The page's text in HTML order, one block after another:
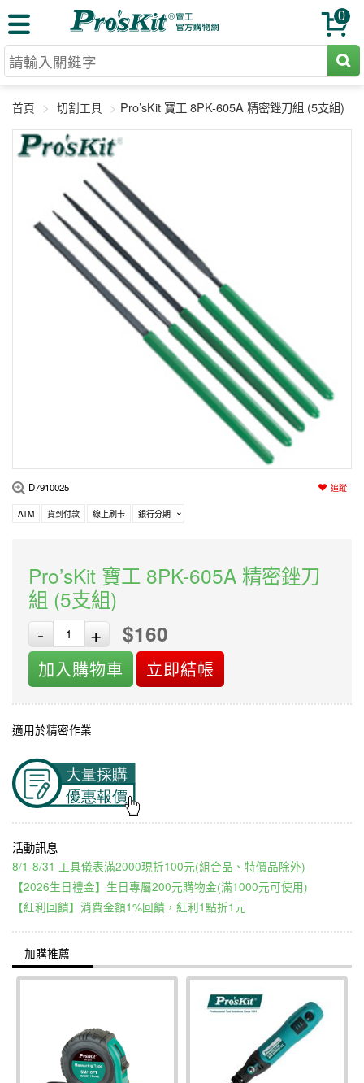
0
壓著鉗
綜合工具
電動工具
電磨/電鑽組
高壓絕緣
各式鉤錶
驗電筆
高階挑戰款
課程教材
編程系列
機器人系列
小賽車系列
多合一系列
售後服務
聯絡客服
科玩補件
技術諮詢
新品上市
工具組合
家用網路
居家修繕
首頁 切割工具 Pro’sKit 寶工 8PK-605A 精密銼刀組 (5支組)
D7910025 追蹤
ATM 貨到付款 線上刷卡 銀行分期
Pro’sKit 寶工 8PK-605A 精密銼刀
組 (5支組)
-
+ $160
加入購物車 立即結帳
適用於精密作業
8/1-8/31 工具儀表滿2000現折100元(組合品、特價品除外)
【2026生日禮金】生日專屬200元購物金(滿1000元可使用)
【紅利回饋】消費金額1%回饋，紅利1點折1元
加購推薦